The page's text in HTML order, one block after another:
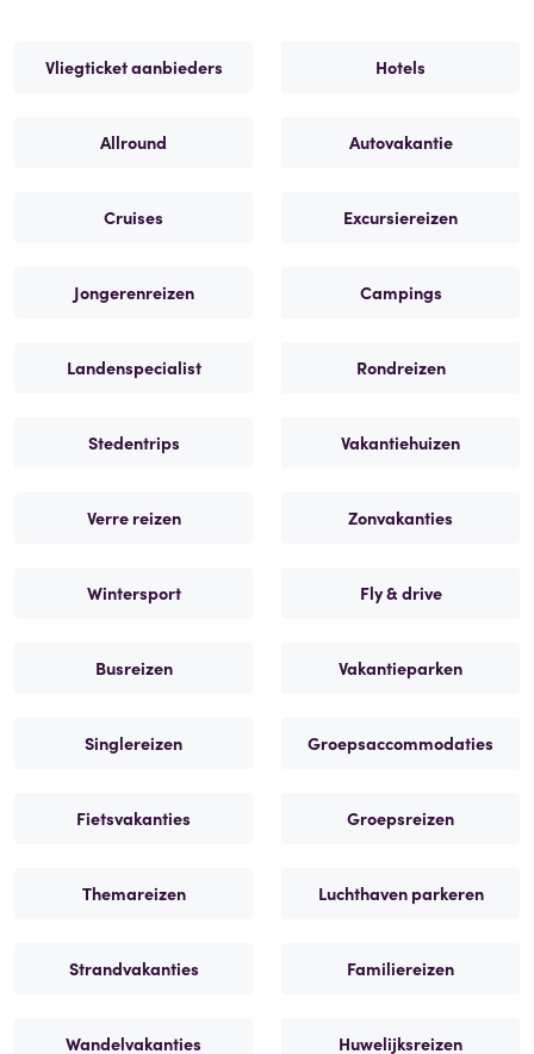
Vliegticket aanbieders Hotels
Allround Autovakantie
Cruises Excursiereizen
Jongerenreizen Campings
Landenspecialist Rondreizen
Stedentrips Vakantiehuizen
Verre reizen Zonvakanties
Wintersport Fly & drive
Busreizen Vakantieparken
Singlereizen Groepsaccommodaties
Fietsvakanties Groepsreizen
Themareizen Luchthaven parkeren
Strandvakanties Familiereizen
Wandelvakanties Huwelijksreizen